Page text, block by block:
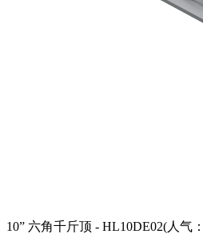
10” 六角千斤顶 - HL10DE02(人气：